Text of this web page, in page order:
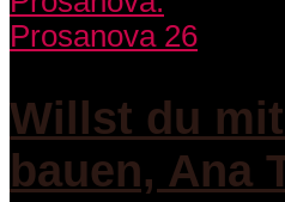
Prosanova 26
Willst du
bauen, Ana